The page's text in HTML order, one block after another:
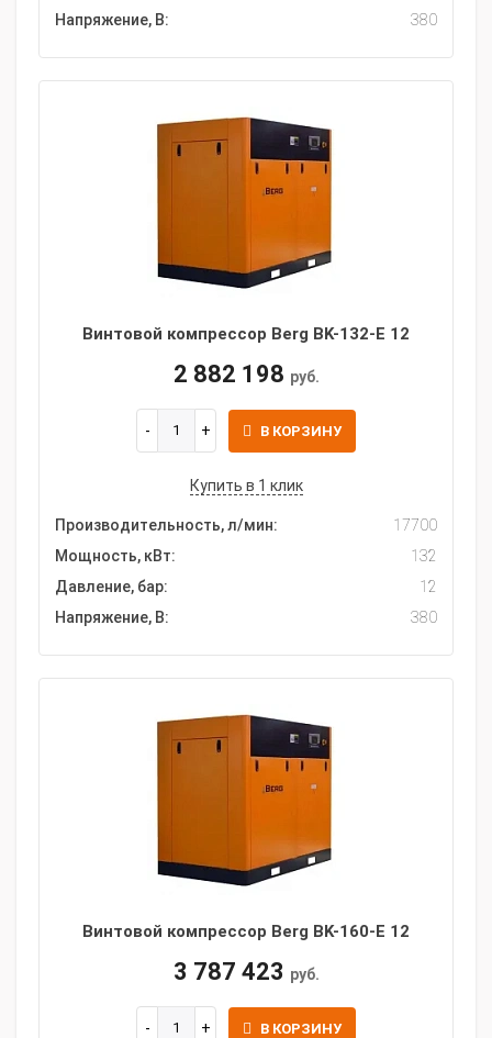
Напряжение, В:
380
Винтовой компрессор Berg BK-132-E 12
2 882 198 руб.
В КОРЗИНУ
Купить в 1 клик
Производительность, л/мин:
17700
Мощность, кВт:
132
Давление, бар:
12
Напряжение, В:
380
Винтовой компрессор Berg BK-160-E 12
3 787 423 руб.
В КОРЗИНУ